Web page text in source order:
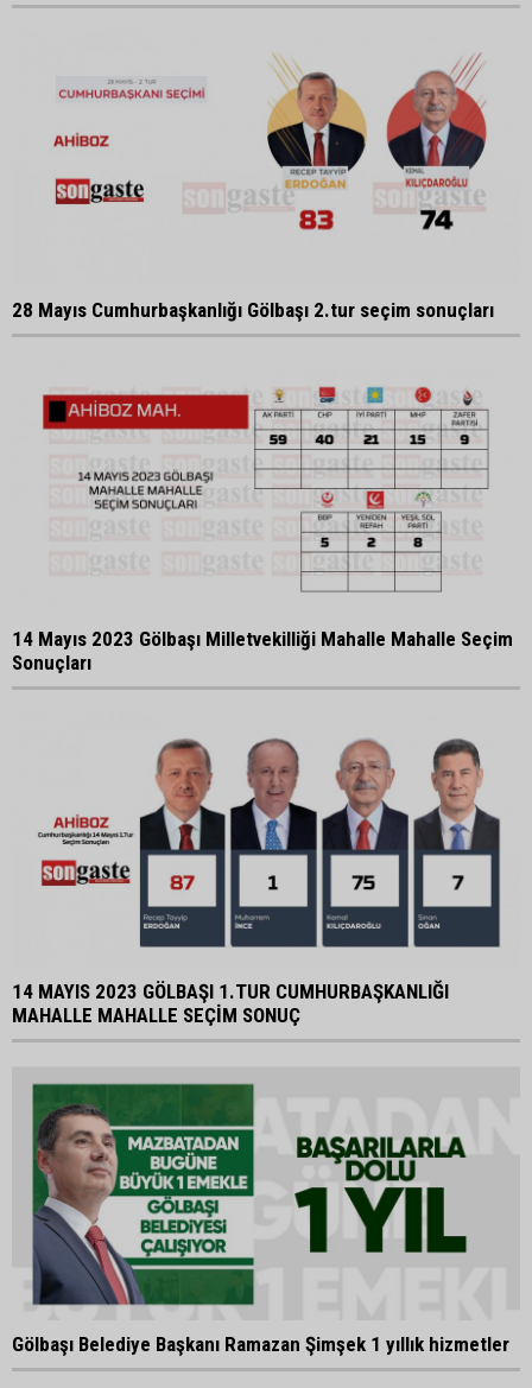
28 Mayıs Cumhurbaşkanlığı Gölbaşı 2.tur seçim sonuçları
14 Mayıs 2023 Gölbaşı Milletvekilliği Mahalle Mahalle Seçim
Sonuçları
14 MAYIS 2023 GÖLBAŞI 1.TUR CUMHURBAŞKANLIĞI
MAHALLE MAHALLE SEÇİM SONUÇ
Gölbaşı Belediye Başkanı Ramazan Şimşek 1 yıllık hizmetler